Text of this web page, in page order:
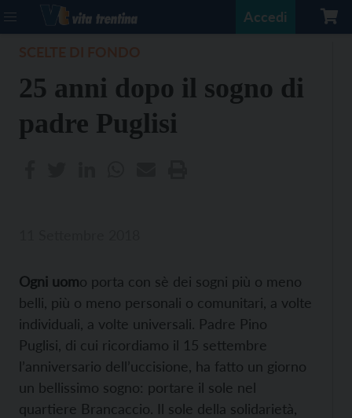
Accedi
25 anni dopo il sogno di
padre Puglisi
Ogni uomo porta con sè dei sogni più o meno
belli, più o meno personali o comunitari, a volte
individuali, a volte universali. Padre Pino
Puglisi, di cui ricordiamo il 15 settembre
l’anniversario dell’uccisione, ha fatto un giorno
un bellissimo sogno: portare il sole nel
quartiere Brancaccio. Il sole della solidarietà,